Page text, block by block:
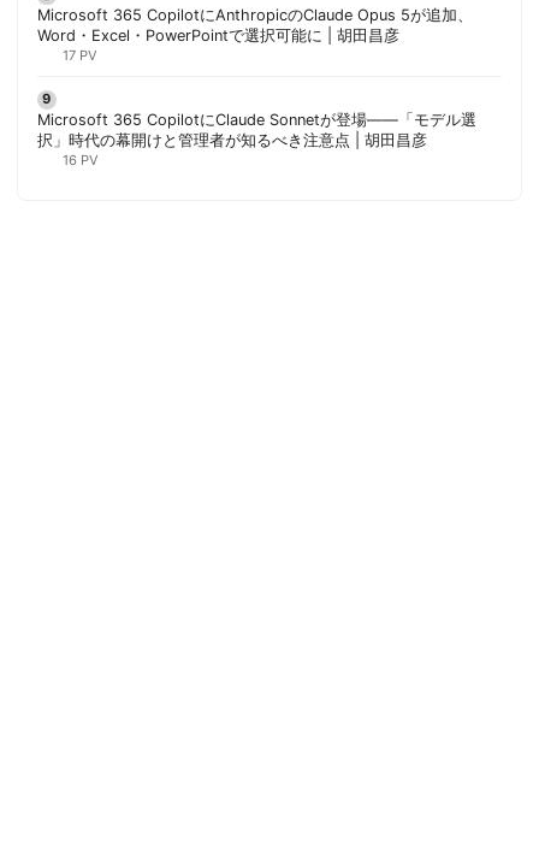
Microsoft 365 CopilotにAnthropicのClaude Opus 5が追加、
Word・Excel・PowerPointで選択可能に | 胡田昌彦
17 PV
Microsoft 365 CopilotにClaude Sonnetが登場——「モデル選
択」時代の幕開けと管理者が知るべき注意点 | 胡田昌彦
16 PV